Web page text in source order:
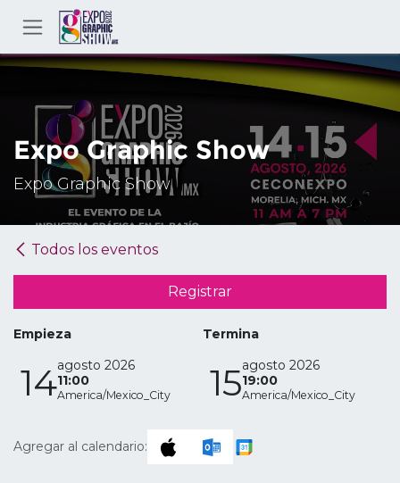
Ir al contenido
Expo Graphic Show
Expo Graphic Show
Todos los eventos
Registrar
Empieza
14agosto 2026
11:00
America/Mexico_City
Termina
15agosto 2026
19:00
America/Mexico_City
Agregar al calendario: